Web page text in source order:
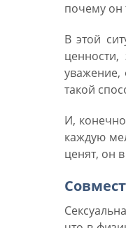
почему он
В этой
уважение,
такой
И,
каждую
ценят, он